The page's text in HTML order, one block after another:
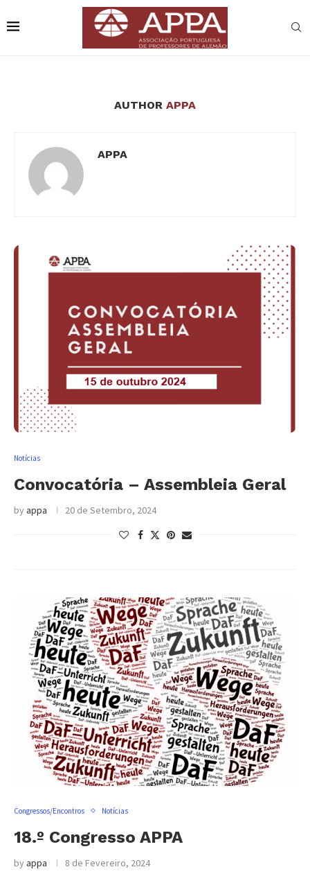
AUTHOR APPA
APPA
Notícias
Convocatória – Assembleia Geral
byappa 20 de Setembro, 2024
Congressos/Encontros Notícias
18.º Congresso APPA
byappa 8 de Fevereiro, 2024